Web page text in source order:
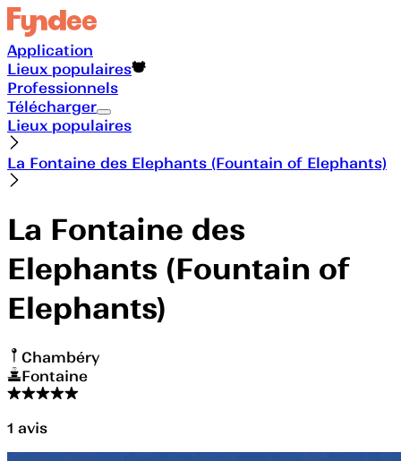
Application
Lieux populaires
Professionnels
Télécharger
Lieux populaires
La Fontaine des Elephants (Fountain of Elephants)
La Fontaine des
Elephants (Fountain of
Elephants)
Chambéry
Fontaine
1 avis